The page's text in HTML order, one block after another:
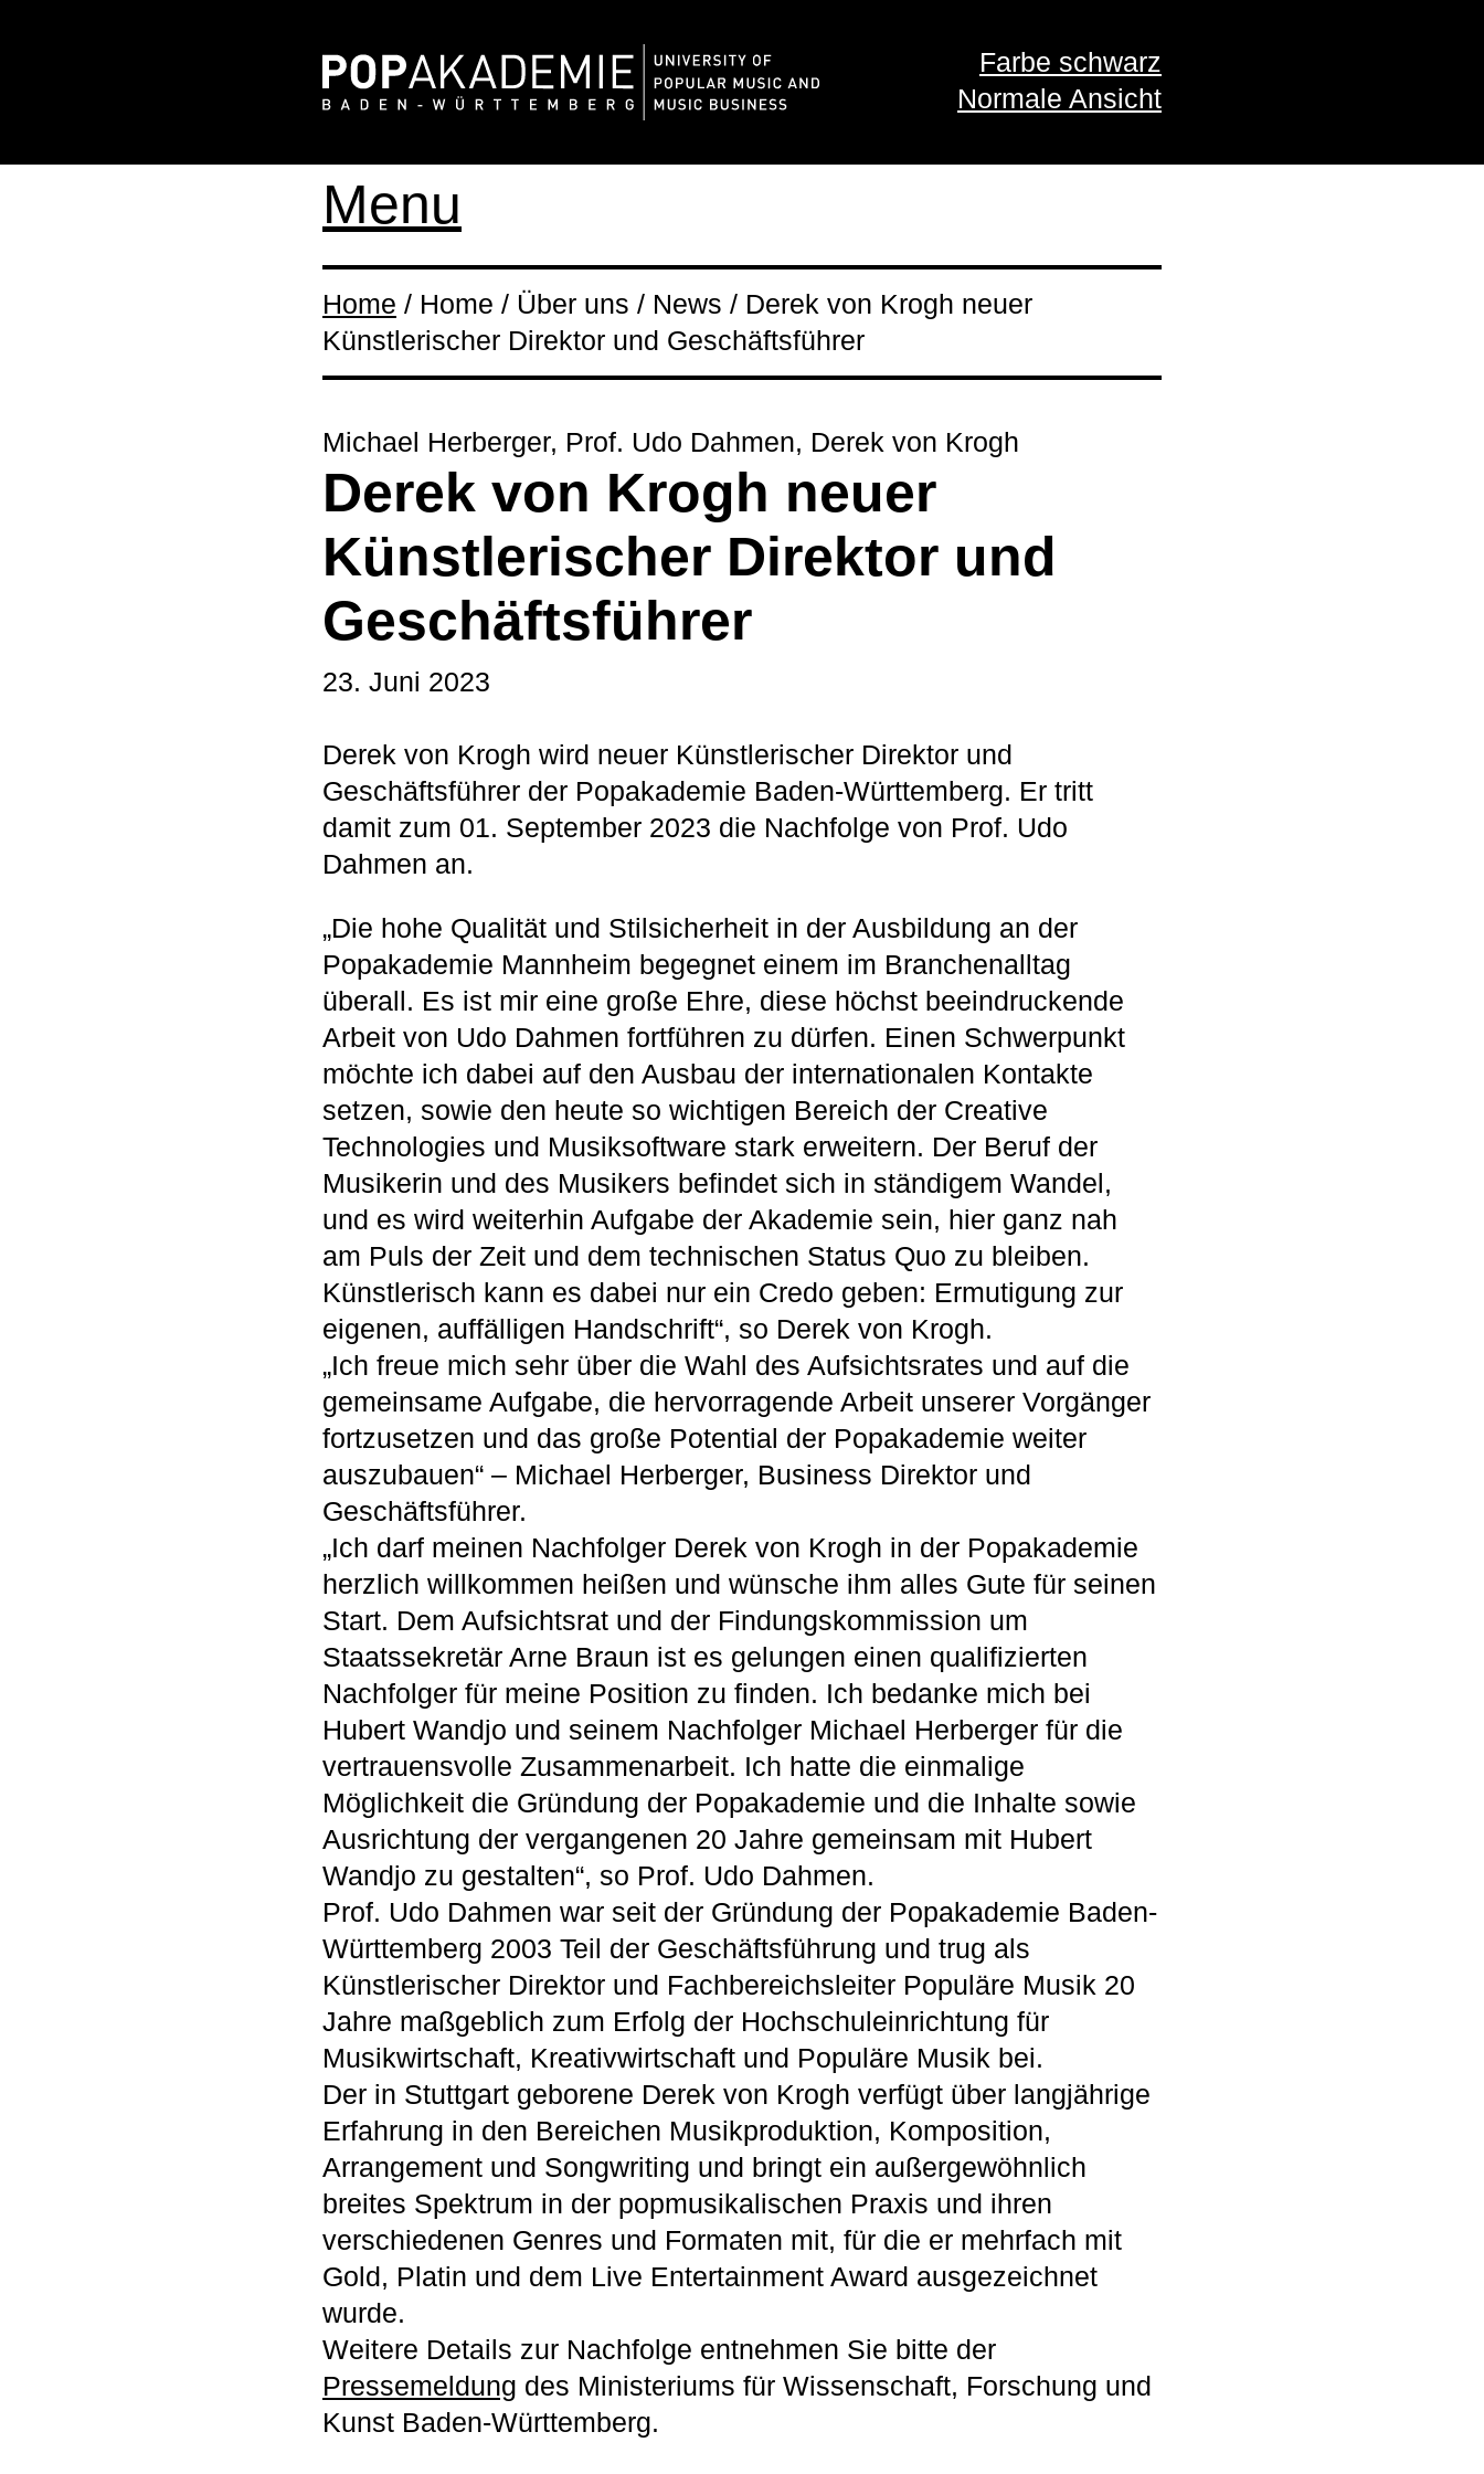
Farbe schwarz
Normale Ansicht
Menu
Home / Home / Über uns / News / Derek von Krogh neuer
Künstlerischer Direktor und Geschäftsführer
Michael Herberger, Prof. Udo Dahmen, Derek von Krogh
Derek von Krogh neuer
Künstlerischer Direktor und
Geschäftsführer
23. Juni 2023
Derek von Krogh wird neuer Künstlerischer Direktor und
Geschäftsführer der Popakademie Baden-Württemberg. Er tritt
damit zum 01. September 2023 die Nachfolge von Prof. Udo
Dahmen an.
„Die hohe Qualität und Stilsicherheit in der Ausbildung an der
Popakademie Mannheim begegnet einem im Branchenalltag
überall. Es ist mir eine große Ehre, diese höchst beeindruckende
Arbeit von Udo Dahmen fortführen zu dürfen. Einen Schwerpunkt
möchte ich dabei auf den Ausbau der internationalen Kontakte
setzen, sowie den heute so wichtigen Bereich der Creative
Technologies und Musiksoftware stark erweitern. Der Beruf der
Musikerin und des Musikers befindet sich in ständigem Wandel,
und es wird weiterhin Aufgabe der Akademie sein, hier ganz nah
am Puls der Zeit und dem technischen Status Quo zu bleiben.
Künstlerisch kann es dabei nur ein Credo geben: Ermutigung zur
eigenen, auffälligen Handschrift“, so Derek von Krogh.
„Ich freue mich sehr über die Wahl des Aufsichtsrates und auf die
gemeinsame Aufgabe, die hervorragende Arbeit unserer Vorgänger
fortzusetzen und das große Potential der Popakademie weiter
auszubauen“ – Michael Herberger, Business Direktor und
Geschäftsführer.
„Ich darf meinen Nachfolger Derek von Krogh in der Popakademie
herzlich willkommen heißen und wünsche ihm alles Gute für seinen
Start. Dem Aufsichtsrat und der Findungskommission um
Staatssekretär Arne Braun ist es gelungen einen qualifizierten
Nachfolger für meine Position zu finden. Ich bedanke mich bei
Hubert Wandjo und seinem Nachfolger Michael Herberger für die
vertrauensvolle Zusammenarbeit. Ich hatte die einmalige
Möglichkeit die Gründung der Popakademie und die Inhalte sowie
Ausrichtung der vergangenen 20 Jahre gemeinsam mit Hubert
Wandjo zu gestalten“, so Prof. Udo Dahmen.
Prof. Udo Dahmen war seit der Gründung der Popakademie Baden-
Württemberg 2003 Teil der Geschäftsführung und trug als
Künstlerischer Direktor und Fachbereichsleiter Populäre Musik 20
Jahre maßgeblich zum Erfolg der Hochschuleinrichtung für
Musikwirtschaft, Kreativwirtschaft und Populäre Musik bei.
Der in Stuttgart geborene Derek von Krogh verfügt über langjährige
Erfahrung in den Bereichen Musikproduktion, Komposition,
Arrangement und Songwriting und bringt ein außergewöhnlich
breites Spektrum in der popmusikalischen Praxis und ihren
verschiedenen Genres und Formaten mit, für die er mehrfach mit
Gold, Platin und dem Live Entertainment Award ausgezeichnet
wurde.
Weitere Details zur Nachfolge entnehmen Sie bitte der
Pressemeldung des Ministeriums für Wissenschaft, Forschung und
Kunst Baden-Württemberg.